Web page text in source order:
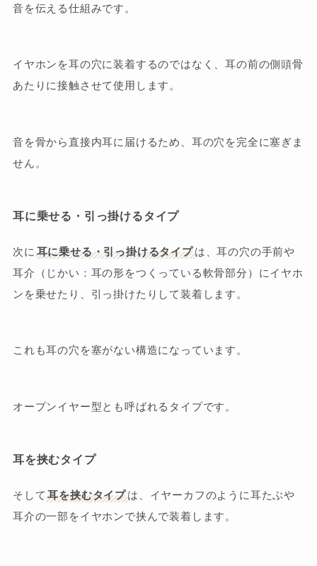
音を伝える仕組みです。
イヤホンを耳の穴に装着するのではなく、耳の前の側頭骨
あたりに接触させて使用します。
音を骨から直接内耳に届けるため、耳の穴を完全に塞ぎま
せん。
耳に乗せる・引っ掛けるタイプ
次に 耳に乗せる・引っ掛けるタイプは、耳の穴の手前や
耳介（じかい：耳の形をつくっている軟骨部分）にイヤホ
ンを乗せたり、引っ掛けたりして装着します。
これも耳の穴を塞がない構造になっています。
オープンイヤー型とも呼ばれるタイプです。
耳を挟むタイプ
そして耳を挟むタイプは、イヤーカフのように耳たぶや
耳介の一部をイヤホンで挟んで装着します。